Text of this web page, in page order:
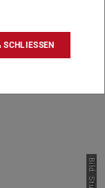
SCHLIESSEN